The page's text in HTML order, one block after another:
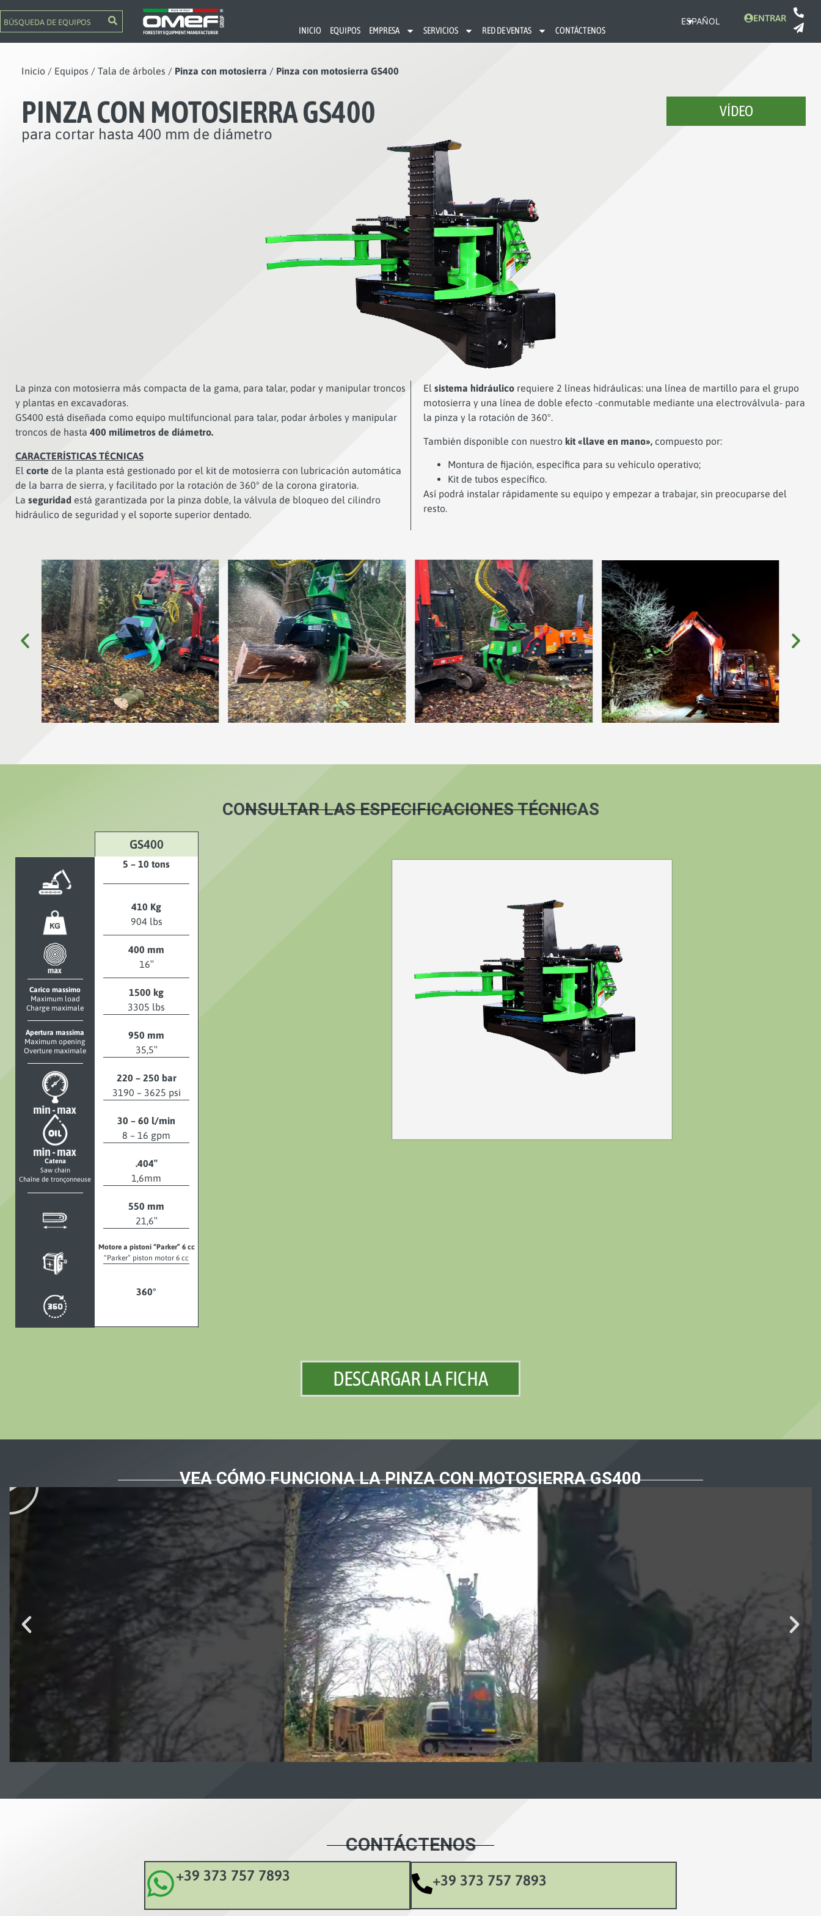
INICIO EQUIPOS EMPRESA SERVICIOS RED DE VENTAS CONTÁCTENOS
ESPAÑOL ENTRAR
Inicio / Equipos / Tala de árboles / Pinza con motosierra / Pinza con motosierra GS400
PINZA CON MOTOSIERRA GS400
para cortar hasta 400 mm de diámetro
VÍDEO
La pinza con motosierra más compacta de la gama, para talar, podar y manipular troncos
y plantas en excavadoras.
GS400 está diseñada como equipo multifuncional para talar, podar árboles y manipular
troncos de hasta 400 milímetros de diámetro.
CARACTERÍSTICAS TÉCNICAS
El corte de la planta está gestionado por el kit de motosierra con lubricación automática
de la barra de sierra, y facilitado por la rotación de 360° de la corona giratoria.
La seguridad está garantizada por la pinza doble, la válvula de bloqueo del cilindro
hidráulico de seguridad y el soporte superior dentado.
El sistema hidráulico requiere 2 líneas hidráulicas: una línea de martillo para el grupo
motosierra y una línea de doble efecto -conmutable mediante una electroválvula- para
la pinza y la rotación de 360°.
También disponible con nuestro kit «llave en mano», compuesto por:
Montura de fijación, específica para su vehículo operativo;
Kit de tubos específico.
Así podrá instalar rápidamente su equipo y empezar a trabajar, sin preocuparse del
resto.
CONSULTAR LAS ESPECIFICACIONES TÉCNICAS
Carico massimo
Maximum load
Charge maximale
Apertura massima
Maximum opening
Overture maximale
Catena
Saw chain
Chaîne de tronçonneuse
GS400
5 – 10 tons
410 Kg
904 lbs
400 mm
16″
1500 kg
3305 lbs
950 mm
35,5″
220 – 250 bar
3190 – 3625 psi
30 – 60 l/min
8 – 16 gpm
.404″
1,6mm
550 mm
21,6″
Motore a pistoni “Parker” 6 cc
“Parker” piston motor 6 cc
360°
DESCARGAR LA FICHA
VEA CÓMO FUNCIONA LA PINZA CON MOTOSIERRA GS400
CONTÁCTENOS
+39 373 757 7893 +39 373 757 7893